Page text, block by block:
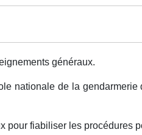
généraux.
nationale de la gendarmerie
pour fiabiliser les procédures